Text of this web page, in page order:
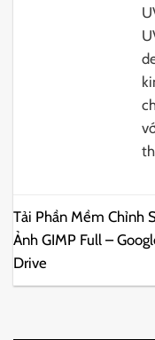
Tải Phần Mềm Chỉnh
Ảnh GIMP Full –
Drive